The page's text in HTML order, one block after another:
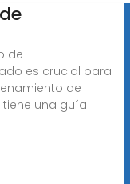
de
es crucial para
de
tiene una guía